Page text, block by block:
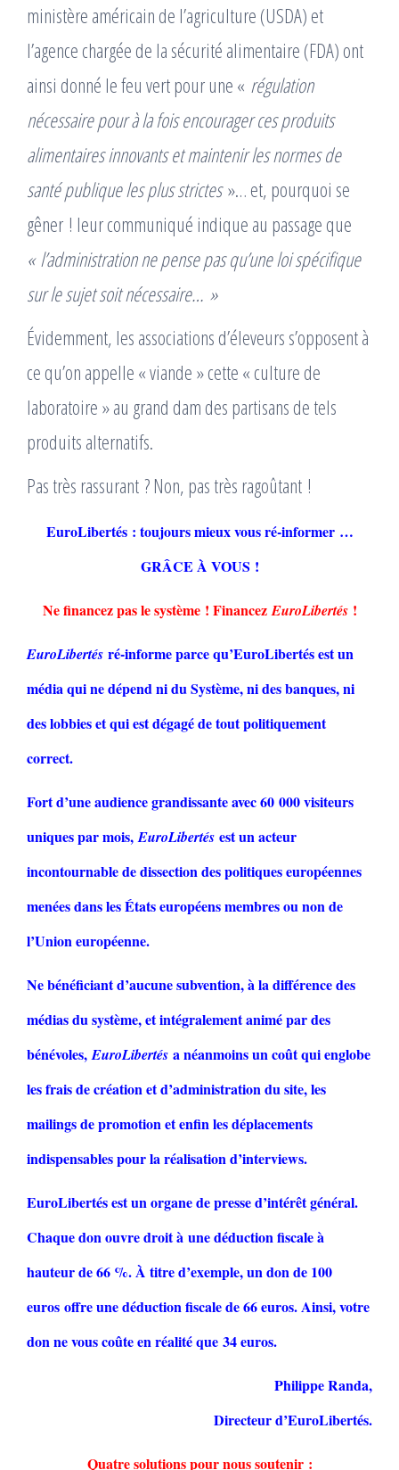
ministère américain de l’agriculture (USDA) et
l’agence chargée de la sécurité alimentaire (FDA) ont
ainsi donné le feu vert pour une « régulation
nécessaire pour à la fois encourager ces produits
alimentaires innovants et maintenir les normes de
santé publique les plus strictes»… et, pourquoi se
gêner ! leur communiqué indique au passage que
« l’administration ne pense pas qu’une loi spécifique
sur le sujet soit nécessaire… »
Évidemment, les associations d’éleveurs s’opposent à
ce qu’on appelle « viande » cette « culture de
laboratoire » au grand dam des partisans de tels
produits alternatifs.
Pas très rassurant ? Non, pas très ragoûtant !
EuroLibertés : toujours mieux vous ré-informer …
GRÂCE À VOUS !
Ne financez pas le système ! FinancezEuroLibertés !
EuroLibertés ré-informe parce qu’EuroLibertés est un
média qui ne dépend ni du Système, ni des banques, ni
des lobbies et qui est dégagé de tout politiquement
correct.
Fort d’une audience grandissante avec 60 000 visiteurs
uniques par mois,EuroLibertés est un acteur
incontournable de dissection des politiques européennes
menées dans les États européens membres ou non de
l’Union européenne.
Ne bénéficiant d’aucune subvention, à la différence des
médias du système, et intégralement animé par des
bénévoles,EuroLibertés a néanmoins un coût qui englobe
les frais de création et d’administration du site, les
mailings de promotion et enfin les déplacements
indispensables pour la réalisation d’interviews.
EuroLibertés est un organe de presse d’intérêt général.
Chaque don ouvre droit à une déduction fiscale à
hauteur de 66 %. À titre d’exemple, un don de 100
euros offre une déduction fiscale de 66 euros. Ainsi, votre
don ne vous coûte en réalité que 34 euros.
Philippe Randa,
Directeur d’EuroLibertés.
Quatre solutions pour nous soutenir :